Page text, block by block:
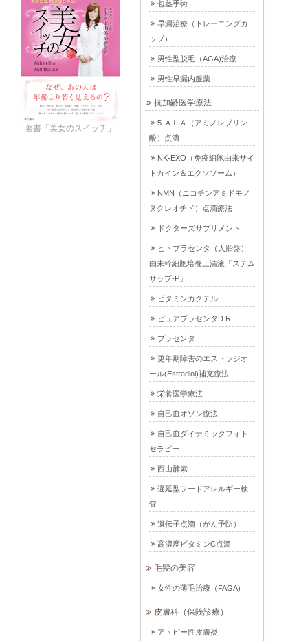
包茎手術
早漏治療（トレーニングカ
ップ）
男性型脱毛（AGA)治療
男性早漏内服薬
抗加齢医学療法
5-ＡＬＡ（アミノレブリン
酸）点滴
NK-EXO（免疫細胞由来サイ
トカイン＆エクソソーム）
NMN（ニコチンアミドモノ
ヌクレオチド）点滴療法
ドクターズサプリメント
ヒトプラセンタ（人胎盤）
由来幹細胞培養上清液「ステム
サップ-P」
ビタミンカクテル
ピュアプラセンタD.R.
プラセンタ
更年期障害のエストラジオ
ール(Estradiol)補充療法
栄養医学療法
自己血オゾン療法
自己血ダイナミックフォト
セラピー
西山酵素
遅延型フードアレルギー検
査
遺伝子点滴（がん予防）
高濃度ビタミンC点滴
毛髪の美容
女性の薄毛治療（FAGA)
皮膚科（保険診療）
アトピー性皮膚炎
著書「美女のスイッチ」